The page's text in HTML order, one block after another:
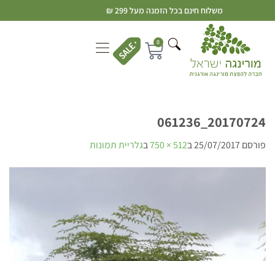
משלוח חינם בכל הזמנה מעל 299 ₪
0
20170724_061236
פורסם25/07/2017ב512 × 750 בגלריית תמונות